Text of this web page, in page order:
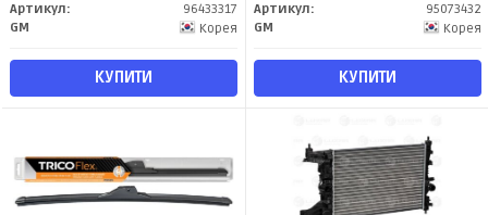
Артикул:
96433317
GM
Корея
КУПИТИ
Артикул:
95073432
GM
Корея
КУПИТИ